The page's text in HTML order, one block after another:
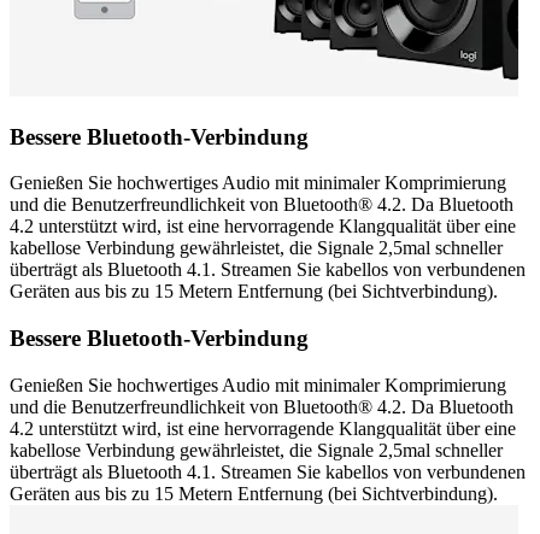
Bessere Bluetooth-Verbindung
Genießen Sie hochwertiges Audio mit minimaler Komprimierung
und die Benutzerfreundlichkeit von Bluetooth® 4.2. Da Bluetooth
4.2 unterstützt wird, ist eine hervorragende Klangqualität über eine
kabellose Verbindung gewährleistet, die Signale 2,5mal schneller
überträgt als Bluetooth 4.1. Streamen Sie kabellos von verbundenen
Geräten aus bis zu 15 Metern Entfernung (bei Sichtverbindung).
Bessere Bluetooth-Verbindung
Genießen Sie hochwertiges Audio mit minimaler Komprimierung
und die Benutzerfreundlichkeit von Bluetooth® 4.2. Da Bluetooth
4.2 unterstützt wird, ist eine hervorragende Klangqualität über eine
kabellose Verbindung gewährleistet, die Signale 2,5mal schneller
überträgt als Bluetooth 4.1. Streamen Sie kabellos von verbundenen
Geräten aus bis zu 15 Metern Entfernung (bei Sichtverbindung).